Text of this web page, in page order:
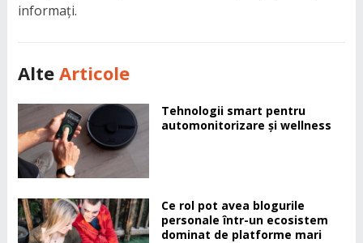
informați.
Alte Articole
Tehnologii smart pentru
automonitorizare și wellness
Ce rol pot avea blogurile
personale într-un ecosistem
dominat de platforme mari